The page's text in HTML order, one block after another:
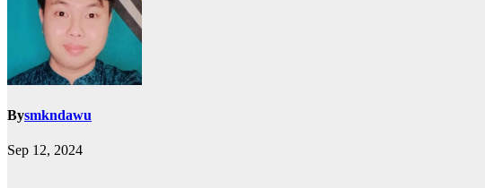
Bysmkndawu
Sep 12, 2024